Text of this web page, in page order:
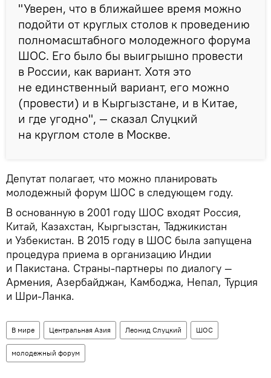
"Уверен, что в ближайшее время можно
подойти от круглых столов к проведению
полномасштабного молодежного форума
ШОС. Его было бы выигрышно провести
в России, как вариант. Хотя это
не единственный вариант, его можно
(провести) и в Кыргызстане, и в Китае,
и где угодно", — сказал Слуцкий
на круглом столе в Москве.
Депутат полагает, что можно планировать
молодежный форум ШОС в следующем году.
В основанную в 2001 году ШОС входят Россия,
Китай, Казахстан, Кыргызстан, Таджикистан
и Узбекистан. В 2015 году в ШОС была запущена
процедура приема в организацию Индии
и Пакистана. Страны-партнеры по диалогу —
Армения, Азербайджан, Камбоджа, Непал, Турция
и Шри-Ланка.
В мире Центральная Азия Леонид Слуцкий ШОС
молодежный форум